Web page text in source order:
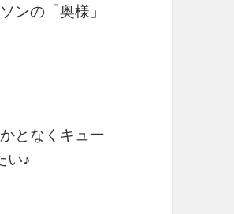
ンの「奥様」
となくキュー
い♪